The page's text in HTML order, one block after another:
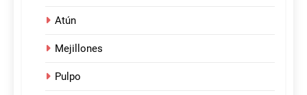
Atún
Mejillones
Pulpo